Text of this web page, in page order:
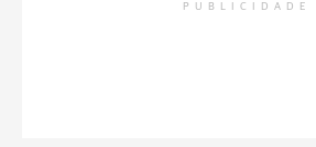
PUBLICIDADE